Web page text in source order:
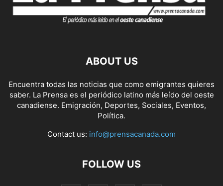
ABOUT US
Encuentra todas las noticias que como emigrantes quieres
saber. La Prensa es el periódico latino más leído del oeste
canadiense. Emigración, Deportes, Sociales, Eventos,
Política.
Contact us: info@prensacanada.com
FOLLOW US